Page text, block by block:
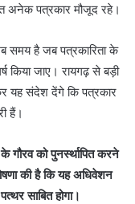
अनेक पत्रकार मौजूद रहे।
समय है जब पत्रकारिता के
किया जाए। रायगढ़ से बड़ी
यह संदेश देंगे कि पत्रकार
हैं।
गौरव को पुनर्स्थापित करने
की है कि यह अधिवेशन
साबित होगा।